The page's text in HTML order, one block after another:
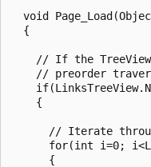
void
  {
// If the
// preorder
    {
// Iterate
for(int i=0;
      {